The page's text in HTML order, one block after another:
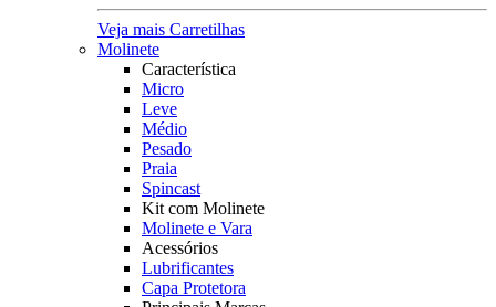
Veja mais Carretilhas
Molinete
Característica
Micro
Leve
Médio
Pesado
Praia
Spincast
Kit com Molinete
Molinete e Vara
Acessórios
Lubrificantes
Capa Protetora